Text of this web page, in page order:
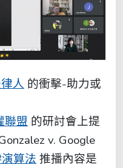
人 的衝擊-助力或
聯盟 的研討會上提
v. Google
算法推播內容是